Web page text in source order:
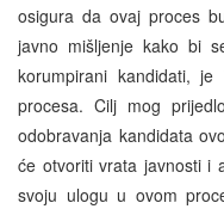
osigura da ovaj proces
javno mišljenje kako bi
korumpirani kandidati,
procesa. Cilj mog
odobravanja kandidata
će otvoriti vrata javnosti i
svoju ulogu u ovom